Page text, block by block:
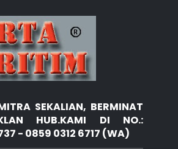
SEKALIAN, BERMINAT
HUB.KAMI DI NO.:
- 0859 0312 6717 (WA)